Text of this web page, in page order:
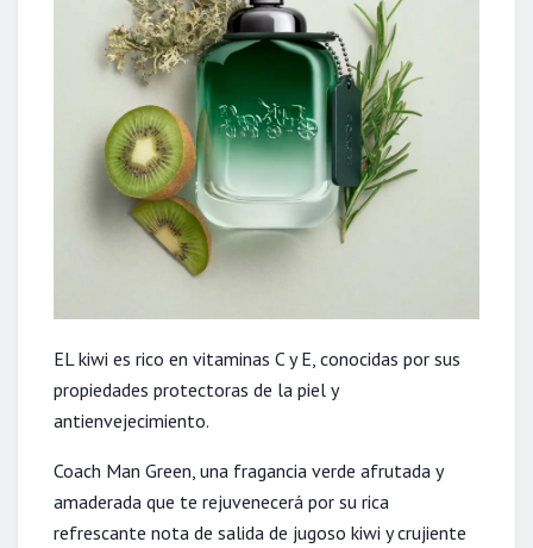
EL kiwi es rico en vitaminas C y E, conocidas por sus
propiedades protectoras de la piel y
antienvejecimiento.
Coach Man Green, una fragancia verde afrutada y
amaderada que te rejuvenecerá por su rica
refrescante nota de salida de jugoso kiwi y crujiente